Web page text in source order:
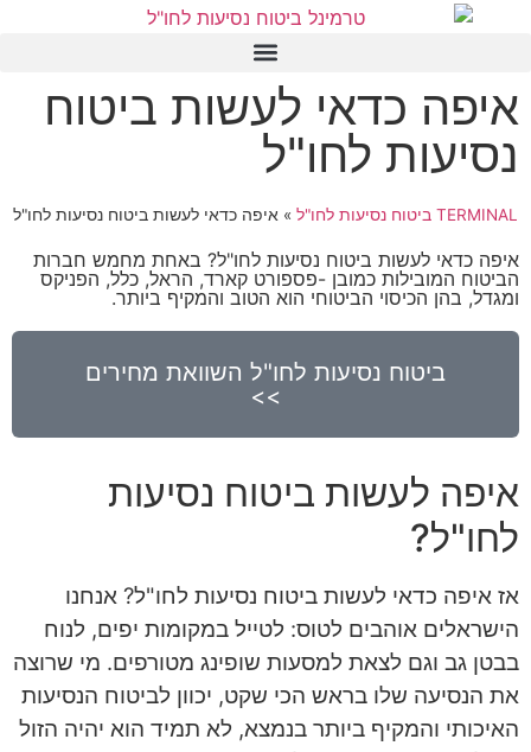
איפה כדאי לעשות ביטוח
נסיעות לחו"ל
TERMINAL ביטוח נסיעות לחו"ל » איפה כדאי לעשות ביטוח נסיעות לחו"ל
איפה כדאי לעשות ביטוח נסיעות לחו"ל? באחת מחמש חברות
הביטוח המובילות כמובן -פספורט קארד, הראל, כלל, הפניקס
ומגדל, בהן הכיסוי הביטוחי הוא הטוב והמקיף ביותר.
ביטוח נסיעות לחו"ל השוואת מחירים
>>
איפה לעשות ביטוח נסיעות
לחו"ל?
אז איפה כדאי לעשות ביטוח נסיעות לחו"ל? אנחנו
הישראלים אוהבים לטוס: לטייל במקומות יפים, לנוח
בבטן גב וגם לצאת למסעות שופינג מטורפים. מי שרוצה
את הנסיעה שלו בראש הכי שקט, יכוון לביטוח הנסיעות
האיכותי והמקיף ביותר בנמצא, לא תמיד הוא יהיה הזול